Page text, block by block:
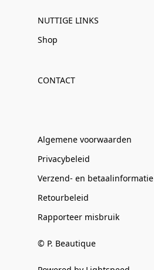
NUTTIGE LINKS
Shop
CONTACT
Algemene voorwaarden
Privacybeleid
Verzend- en betaalinformatie
Retourbeleid
Rapporteer misbruik
© P. Beautique